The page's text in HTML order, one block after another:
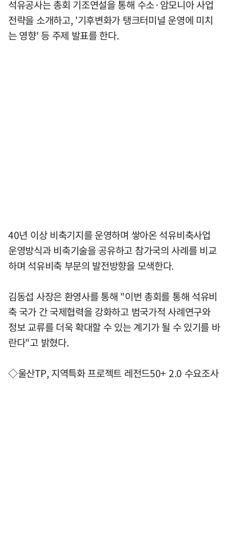
석유공사는 총회 기조연설을 통해 수소·암모니아 사업
전략을 소개하고, '기후변화가 탱크터미널 운영에 미치
는 영향' 등 주제 발표를 한다.
40년 이상 비축기지를 운영하며 쌓아온 석유비축사업
운영방식과 비축기술을 공유하고 참가국의 사례를 비교
하며 석유비축 부문의 발전방향을 모색한다.
김동섭 사장은 환영사를 통해 "이번 총회를 통해 석유비
축 국가 간 국제협력을 강화하고 범국가적 사례연구와
정보 교류를 더욱 확대할 수 있는 계기가 될 수 있기를 바
란다"고 밝혔다.
◇울산TP, 지역특화 프로젝트 레전드50+ 2.0 수요조사